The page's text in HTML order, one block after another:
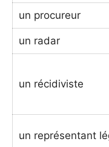
un procureur
un radar
un récidiviste
un représentant